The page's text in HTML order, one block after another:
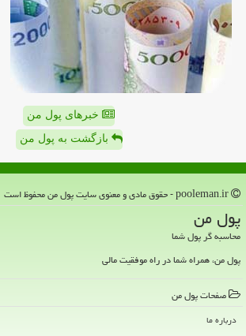
خبرهای پول من
بازگشت به پول من
پول من
محاسبه گر پول شما
پول من، همراه شما در راه موفقیت مالی
صفحات پول من
درباره ما